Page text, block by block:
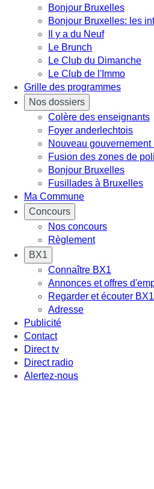
Bonjour Bruxelles
Bonjour Bruxelles: les
Il y a du Neuf
Le Brunch
Le Club du Dimanche
Le Club de l'Immo
Grille des programmes
Nos dossiers
Colère des enseignants
Foyer anderlechtois
Nouveau
Fusion des zones de
Bonjour Bruxelles
Fusillades à Bruxelles
Ma Commune
Concours
Nos concours
Règlement
BX1
Connaître BX1
Annonces et offres
Regarder et écouter BX1
Adresse
Publicité
Contact
Direct tv
Direct radio
Alertez-nous